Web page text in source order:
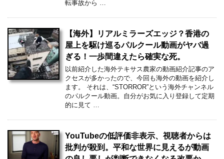
転事故から …
【海外】リアルミラーズエッジ？香港の
屋上を駆け巡るパルクール動画がヤバ過
ぎる！一歩間違えたら確実な死。
以前紹介した海外テキサス農家の動画紹介記事のア
クセスが多かったので、今回も海外の動画を紹介し
ます。 それは、“STORROR”という海外チャンネル
のパルクール動画。自分がお気に入り登録して定期
的に見て …
YouTubeの低評価非表示、視聴者からは
批判が殺到。平和な世界に見えるが動画